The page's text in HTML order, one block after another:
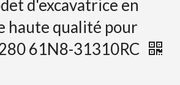
d'excavatrice en
haute qualité pour
61N8-31310RC